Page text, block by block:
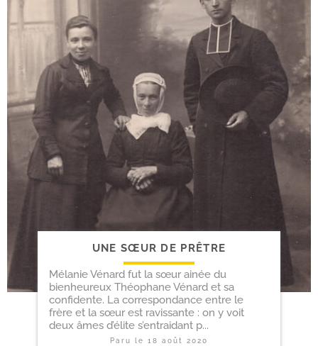
UNE SŒUR DE PRÊTRE
Mélanie Vénard fut la sœur ainée du
bienheureux Théophane Vénard et sa
confidente. La correspondance entre le
frère et la sœur est ravissante : on y voit
deux âmes d’élite s’entraidant p...
Paru le 18 août 2020